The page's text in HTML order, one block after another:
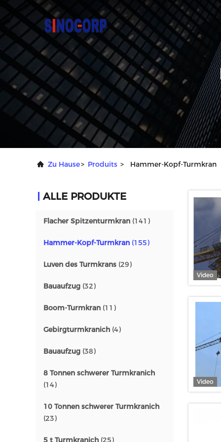
Zu Hause> Produits > Hammer-Kopf-Turmkran
ALLE PRODUKTE
Flacher Spitzenturmkran (141)
Hammer-Kopf-Turmkran (155)
Luven des Turmkrans (29)
Bauaufzug (32)
Boom-Turmkran (11)
Gebirgturmkranich (4)
Bauaufzug (38)
8 Tonnen schwerer Turmkranich
(14)
10 Tonnen schwerer Turmkranich
(23)
5 t Turmkranich (25)
Video
Video